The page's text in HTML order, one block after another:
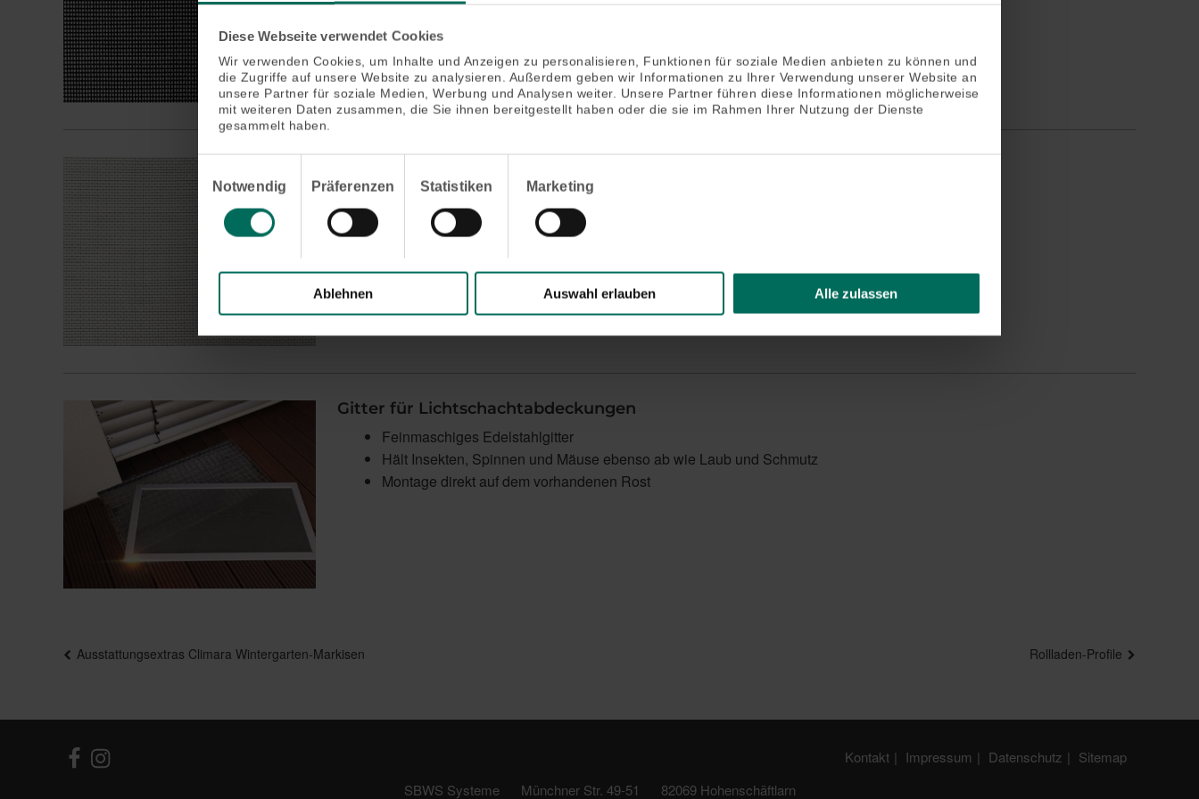
Diese Webseite verwendet Cookies
Wir verwenden Cookies, um Inhalte und Anzeigen zu personalisieren, Funktionen für soziale Medien anbieten zu können und
die Zugriffe auf unsere Website zu analysieren. Außerdem geben wir Informationen zu Ihrer Verwendung unserer Website an
unsere Partner für soziale Medien, Werbung und Analysen weiter. Unsere Partner führen diese Informationen möglicherweise
mit weiteren Daten zusammen, die Sie ihnen bereitgestellt haben oder die sie im Rahmen Ihrer Nutzung der Dienste
gesammelt haben.
Notwendig
Präferenzen Statistiken Marketing
Ablehnen Auswahl erlauben Alle zulassen
Für besondere Beanspruchung geeignet (z.B. durch Kratzen von Haustieren)
Strapazier- und verschleißfest
Gitter für Lichtschachtabdeckungen
Feinmaschiges Edelstahlgitter
Hält Insekten, Spinnen und Mäuse ebenso ab wie Laub und Schmutz
Montage direkt auf dem vorhandenen Rost
Beitragsnavigation
Ausstattungsextras Climara Wintergarten-Markisen Rollladen-Profile
Kontakt Impressum Datenschutz
Sitemap
SBWS Systeme
Münchner Str. 49-51 82069 Hohenschäftlarn